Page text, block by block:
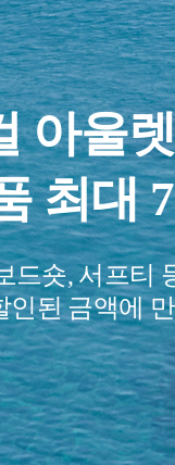
준비
야 할
을 편안하게
을 만나보세요